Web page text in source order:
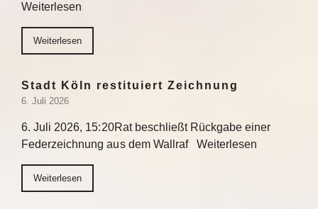
Weiterlesen
Weiterlesen
Stadt Köln restituiert Zeichnung
6. Juli 2026
6. Juli 2026, 15:20Rat beschließt Rückgabe einer
Federzeichnung aus dem Wallraf Weiterlesen
Weiterlesen